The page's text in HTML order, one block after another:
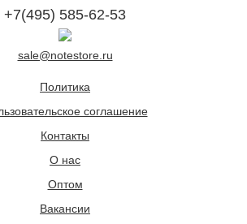
+7(495) 585-62-53
sale@notestore.ru
Политика
соглашение
Контакты
О нас
Оптом
Вакансии